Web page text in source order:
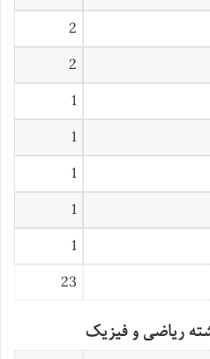
2
2
1
1
1
1
1
23
ریاضی و فیزیک